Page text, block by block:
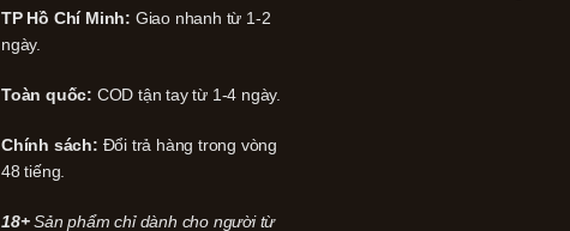
TP Hồ Chí Minh: Giao nhanh từ 1-2
ngày.
Toàn quốc: COD tận tay từ 1-4 ngày.
Chính sách: Đổi trả hàng trong vòng
48 tiếng.
18+Sản phẩm chỉ dành cho người từ